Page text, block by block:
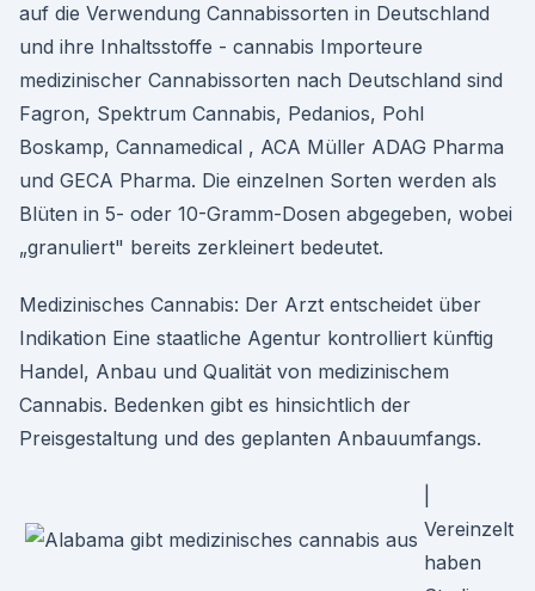
auf die Verwendung Cannabissorten in Deutschland
und ihre Inhaltsstoffe - cannabis Importeure
medizinischer Cannabissorten nach Deutschland sind
Fagron, Spektrum Cannabis, Pedanios, Pohl
Boskamp, Cannamedical , ACA Müller ADAG Pharma
und GECA Pharma. Die einzelnen Sorten werden als
Blüten in 5- oder 10-Gramm-Dosen abgegeben, wobei
„granuliert" bereits zerkleinert bedeutet.
Medizinisches Cannabis: Der Arzt entscheidet über
Indikation Eine staatliche Agentur kontrolliert künftig
Handel, Anbau und Qualität von medizinischem
Cannabis. Bedenken gibt es hinsichtlich der
Preisgestaltung und des geplanten Anbauumfangs.
Vereinzelt
haben